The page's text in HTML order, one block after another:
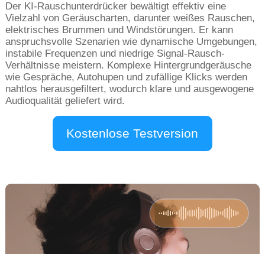
Der KI-Rauschunterdrücker bewältigt effektiv eine
Vielzahl von Geräuscharten, darunter weißes Rauschen,
elektrisches Brummen und Windstörungen. Er kann
anspruchsvolle Szenarien wie dynamische Umgebungen,
instabile Frequenzen und niedrige Signal-Rausch-
Verhältnisse meistern. Komplexe Hintergrundgeräusche
wie Gespräche, Autohupen und zufällige Klicks werden
nahtlos herausgefiltert, wodurch klare und ausgewogene
Audioqualität geliefert wird.
Kostenlose Testversion